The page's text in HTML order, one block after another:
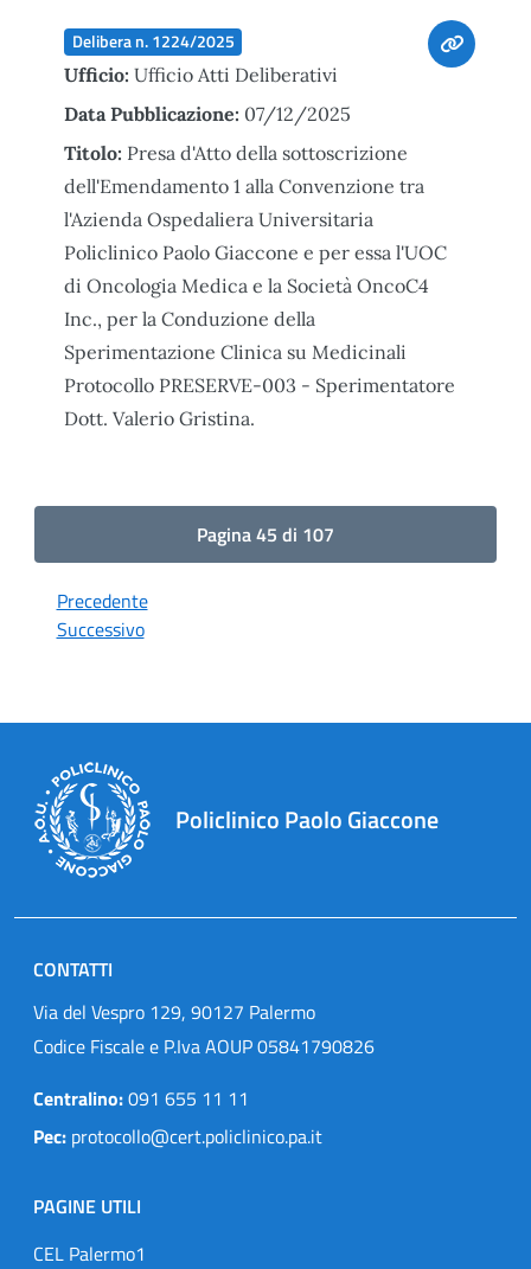
Delibera n. 1224/2025
Ufficio: Ufficio Atti Deliberativi
Data Pubblicazione: 07/12/2025
Titolo: Presa d'Atto della sottoscrizione
dell'Emendamento 1 alla Convenzione tra
l'Azienda Ospedaliera Universitaria
Policlinico Paolo Giaccone e per essa l'UOC
di Oncologia Medica e la Società OncoC4
Inc., per la Conduzione della
Sperimentazione Clinica su Medicinali
Protocollo PRESERVE-003 - Sperimentatore
Dott. Valerio Gristina.
Pagina 45 di 107
Precedente
Successivo
Policlinico Paolo Giaccone
CONTATTI
Via del Vespro 129, 90127 Palermo
Codice Fiscale e P.Iva AOUP 05841790826
Centralino:091 655 11 11
Pec: protocollo@cert.policlinico.pa.it
PAGINE UTILI
CEL Palermo1